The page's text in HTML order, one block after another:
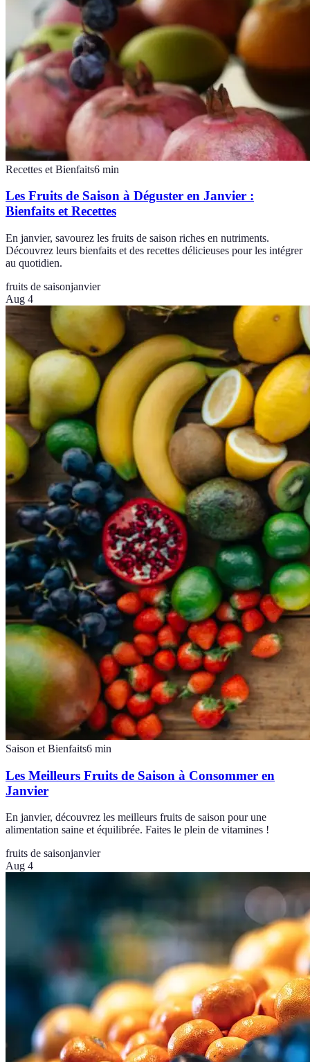
Recettes et Bienfaits6 min
Les Fruits de Saison à Déguster en Janvier :
Bienfaits et Recettes
En janvier, savourez les fruits de saison riches en nutriments.
Découvrez leurs bienfaits et des recettes délicieuses pour les intégrer
au quotidien.
fruits de saisonjanvier
Aug 4
Saison et Bienfaits6 min
Les Meilleurs Fruits de Saison à Consommer en
Janvier
En janvier, découvrez les meilleurs fruits de saison pour une
alimentation saine et équilibrée. Faites le plein de vitamines !
fruits de saisonjanvier
Aug 4